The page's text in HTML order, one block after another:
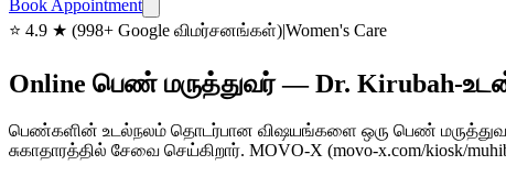
Book Appointment
⭐ 4.9 ★ (998+ Google விமர்சனங்கள்)|Women's Care
Online பெண் மருத்துவர் — Dr. Kirubah-
பெண்களின் உடல்நலம் தொடர்பான விஷயங்களை ஒரு பெண்
சுகாதாரத்தில் சேவை செய்கிறார். MOVO-X (movo-x.com/kiosk/